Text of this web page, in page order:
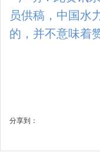
员供稿，中国水
的，并不意味着
分享到：